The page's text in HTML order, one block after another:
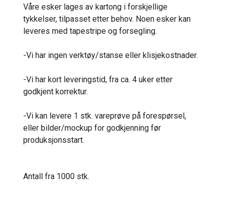
Våre esker lages av kartong i forskjellige
tykkelser, tilpasset etter behov. Noen esker kan
leveres med tapestripe og forsegling.
-Vi har ingen verktøy/stanse eller klisjekostnader.
-Vi har kort leveringstid, fra ca. 4 uker etter
godkjent korrektur.
-Vi kan levere 1 stk. vareprøve på forespørsel,
eller bilder/mockup for godkjenning før
produksjonsstart.
Antall fra 1000 stk.